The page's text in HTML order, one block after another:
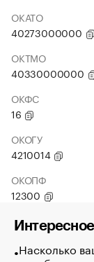
ОКАТО
40273000000
ОКТМО
40330000000
ОКФС
16
ОКОГУ
4210014
ОКОПФ
12300
Насколько